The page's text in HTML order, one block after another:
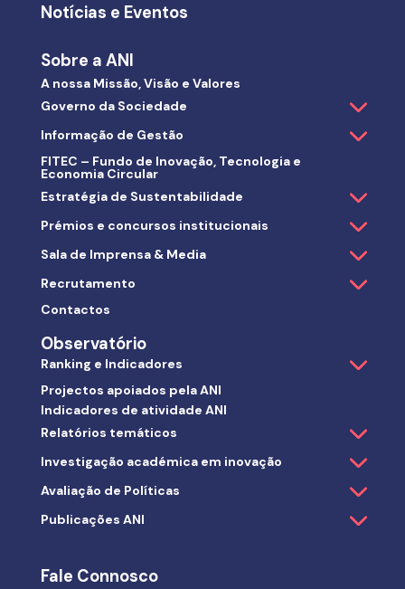
Notícias e Eventos
Sobre a ANI
A nossa Missão, Visão e Valores
Governo da Sociedade
Informação de Gestão
FITEC – Fundo de Inovação, Tecnologia e
Economia Circular
Estratégia de Sustentabilidade
Prémios e concursos institucionais
Sala de Imprensa & Media
Recrutamento
Contactos
Observatório
Ranking e Indicadores
Projectos apoiados pela ANI
Indicadores de atividade ANI
Relatórios temáticos
Investigação académica em inovação
Avaliação de Políticas
Publicações ANI
Fale Connosco